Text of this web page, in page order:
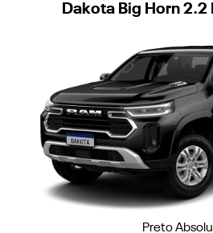
Dakota Big Horn
Preto